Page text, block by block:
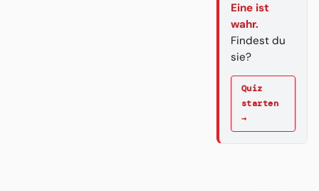
Eine ist
wahr.
Findest du
sie?
Quiz
starten
→